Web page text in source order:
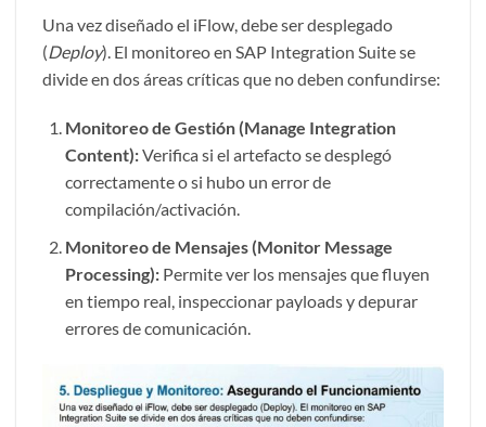
Una vez diseñado el iFlow, debe ser desplegado
(Deploy). El monitoreo en SAP Integration Suite se
divide en dos áreas críticas que no deben confundirse:
Monitoreo de Gestión (Manage Integration
Content):Verifica si el artefacto se desplegó
correctamente o si hubo un error de
compilación/activación.
Monitoreo de Mensajes (Monitor Message
Processing):Permite ver los mensajes que fluyen
en tiempo real, inspeccionar payloads y depurar
errores de comunicación.